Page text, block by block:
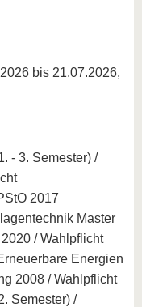
bis 21.07.2026,
- 3. Semester) /
2017
Master
/ Wahlpflicht
Energien
2008 / Wahlpflicht
Semester) /